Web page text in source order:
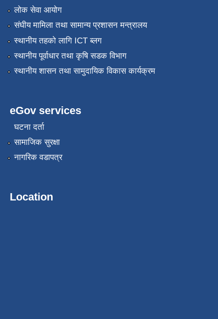
लोक सेवा आयोग
संघीय मामिला तथा सामान्य प्रशासन मन्त्रालय
स्थानीय तहको लागि ICT ब्लग
स्थानीय पूर्वाधार तथा कृषि सडक विभाग
स्थानीय शासन तथा सामुदायिक विकास कार्यक्रम
eGov services
घटना दर्ता
सामाजिक सुरक्षा
नागरिक वडापत्र
Location